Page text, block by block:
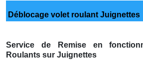
Déblocage volet roulant Juignettes
Service de Remise en
Roulants sur Juignettes